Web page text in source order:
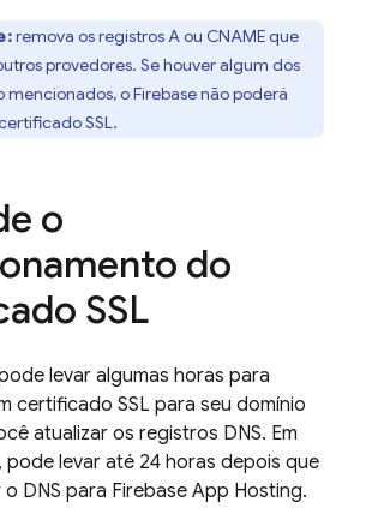
remova os registros A ou CNAME que
provedores. Se houver algum dos
mencionados, o Firebase não poderá
SSL.
o
do
SSL
levar algumas horas para
certificado SSL para seu domínio
atualizar os registros DNS. Em
pode levar até 24 horas depois que
DNS para Firebase App Hosting.